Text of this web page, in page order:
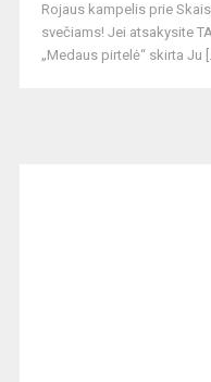
Rojaus kampelis prie
svečiams! Jei atsakysite
„Medaus pirtelė“ skirta Ju